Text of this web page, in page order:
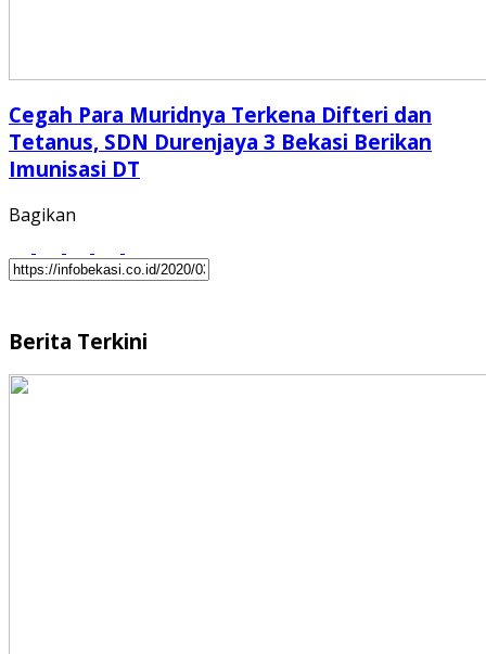
Cegah Para Muridnya Terkena Difteri dan
Tetanus, SDN Durenjaya 3 Bekasi Berikan
Imunisasi DT
Bagikan
Berita Terkini